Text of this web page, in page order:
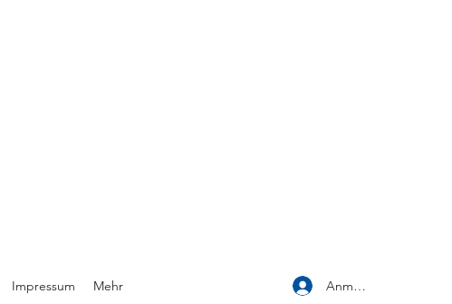
Impressum Mehr Anmelden